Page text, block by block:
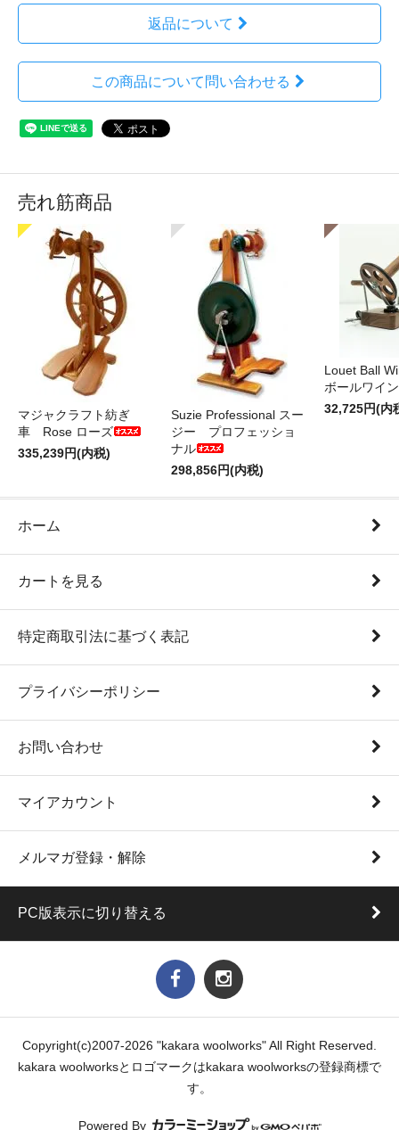
返品について
この商品について問い合わせる
売れ筋商品
マジャクラフト紡ぎ
車 Rose ローズ
335,239円(内税)
Suzie Professional スー
ジー プロフェッショ
ナル
298,856円(内税)
Louet Ball
ボールワイ
32,725円(内
ホーム
カートを見る
特定商取引法に基づく表記
プライバシーポリシー
お問い合わせ
マイアカウント
メルマガ登録・解除
PC版表示に切り替える
Copyright(c)2007-2026 "kakara woolworks" All Right Reserved.
kakara woolworksとロゴマークはkakara woolworksの登録商標で
す。
Powered By